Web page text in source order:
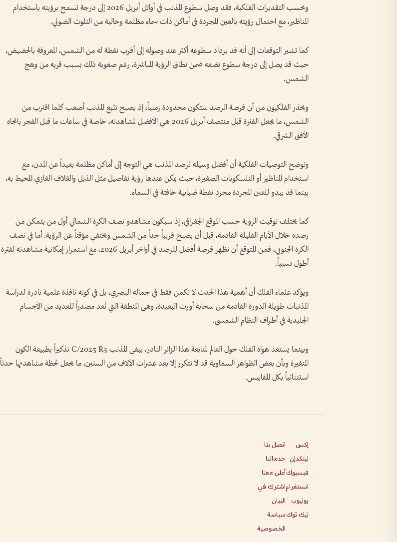
وبحسب التقديرات الفلكية، فقد وصل سطوع المذنب في أوائل أبريل 2026 إلى درجة تسمح برؤيته باستخدام
المناظير، مع احتمال رؤيته بالعين المجردة في أماكن ذات سماء مظلمة وخالية من التلوث الضوئي.
كما تشير التوقعات إلى أنه قد يزداد سطوعه أكثر عند وصوله إلى أقرب نقطة له من الشمس، المعروفة بالحضيض،
حيث قد يصل إلى درجة سطوع تضعه ضمن نطاق الرؤية المباشرة، رغم صعوبة ذلك بسبب قربه من وهج
الشمس.
ويحذر الفلكيون من أن فرصة الرصد ستكون محدودة زمنياً، إذ يصبح تتبع المذنب أصعب كلما اقترب من
الشمس، ما يجعل الفترة قبل منتصف أبريل 2026 هي الأفضل لمشاهدته، خاصة في ساعات ما قبل الفجر باتجاه
الأفق الشرقي.
وتوضح التوصيات الفلكية أن أفضل وسيلة لرصد المذنب هي التوجه إلى أماكن مظلمة بعيداً عن المدن، مع
استخدام المناظير أو التلسكوبات الصغيرة، حيث يمكن عندها رؤية تفاصيل مثل الذيل والغلاف الغازي المحيط به،
بينما قد يبدو للعين المجردة مجرد نقطة ضبابية خافتة في السماء.
كما يختلف توقيت الرؤية حسب الموقع الجغرافي، إذ سيكون مشاهدو نصف الكرة الشمالي أول من يتمكن من
رصده خلال الأيام القليلة القادمة، قبل أن يصبح قريباً جداً من الشمس ويختفي مؤقتاً عن الرؤية. أما في نصف
الكرة الجنوبي، فمن المتوقع أن تظهر فرصة أفضل للرصد في أواخر أبريل 2026، مع استمرار إمكانية مشاهدته لفترة
أطول نسبياً.
ويؤكد علماء الفلك أن أهمية هذا الحدث لا تكمن فقط في جماله البصري، بل في كونه نافذة علمية نادرة لدراسة
المذنبات طويلة الدورة القادمة من سحابة أورت البعيدة، وهي المنطقة التي تُعد مصدراً للعديد من الأجسام
الجليدية في أطراف النظام الشمسي.
وبينما يستعد هواة الفلك حول العالم لمتابعة هذا الزائر النادر، يبقى المذنب C/2025 R3 تذكيراً بطبيعة الكون
المتغيرة وبأن بعض الظواهر السماوية قد لا تتكرر إلا بعد عشرات الآلاف من السنين، ما يجعل لحظة مشاهدتها حدثاً
استثنائياً بكل المقاييس.
إكس
لينكدإن
فيسبوك
انستغرام
يوتيوب
تيك توك
اتصل بنا
خدماتنا
أعلن معنا
اشترك في
البيان
سياسة
الخصوصية